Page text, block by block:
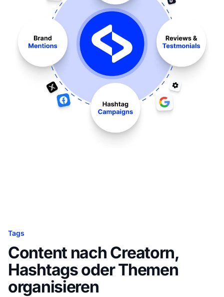
Tags
Content nach Creatorn,
Hashtags oder Themen
organisieren